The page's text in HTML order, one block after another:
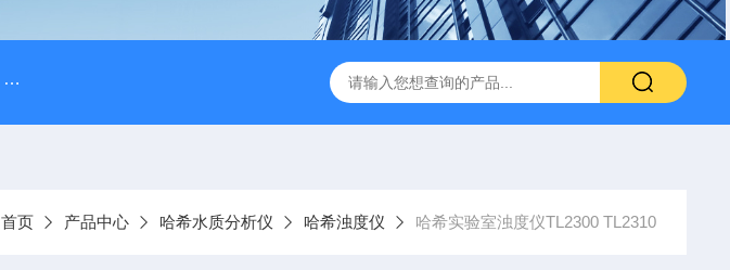
哈希在线PH计电极PD1R1 哈希HQ40D便携式多参数水质分析仪 哈希PD1P1在线PH
首页 产品中心 哈希水质分析仪 哈希浊度仪 哈希实验室浊度仪TL2300 TL2310